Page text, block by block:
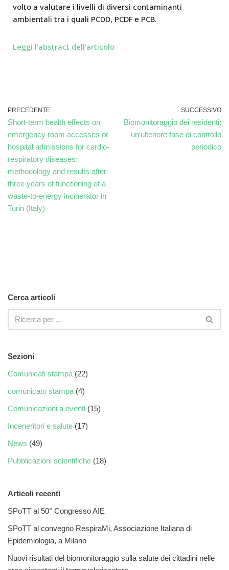
volto a valutare i livelli di diversi contaminanti
ambientali tra i quali PCDD, PCDF e PCB.
Leggi l’abstract dell’articolo
PRECEDENTE
Short-term health effects on
emergency room accesses or
hospital admissions for cardio-
respiratory diseases:
methodology and results after
three years of functioning of a
waste-to-energy incinerator in
Turin (Italy)
SUCCESSIVO
Biomonitoraggio dei residenti:
un’ulteriore fase di controllo
periodico
Cerca articoli
Sezioni
Comunicati stampa (22)
comunicato stampa (4)
Comunicazioni a eventi (15)
Inceneritori e salute (17)
News (49)
Pubblicazioni scientifiche (18)
Articoli recenti
SPoTT al 50° Congresso AIE
SPoTT al convegno RespiraMi, Associazione Italiana di
Epidemiologia, a Milano
Nuovi risultati del biomonitoraggio sulla salute dei cittadini nelle